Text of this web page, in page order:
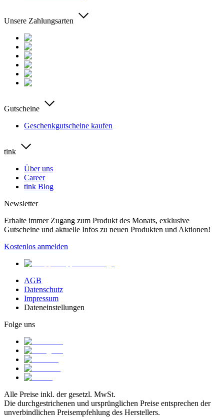
Unsere Zahlungsarten
Gutscheine
Geschenkgutscheine kaufen
tink
Über uns
Career
tink Blog
Newsletter
Erhalte immer Zugang zum Produkt des Monats, exklusive
Gutscheine und aktuelle Infos zu neuen Produkten und Aktionen!
Kostenlos anmelden
AGB
Datenschutz
Impressum
Dateneinstellungen
Folge uns
Alle Preise inkl. der gesetzl. MwSt.
Die durchgestrichenen und ursprünglichen Preise entsprechen der
unverbindlichen Preisempfehlung des Herstellers.